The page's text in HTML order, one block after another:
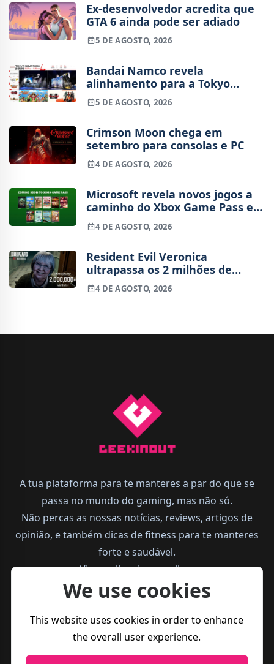
Ex-desenvolvedor acredita que
GTA 6 ainda pode ser adiado
5 DE AGOSTO, 2026
Bandai Namco revela
alinhamento para a Tokyo
Game Show 2026
5 DE AGOSTO, 2026
Crimson Moon chega em
setembro para consolas e PC
4 DE AGOSTO, 2026
Microsoft revela novos jogos a
caminho do Xbox Game Pass em
agosto
4 DE AGOSTO, 2026
Resident Evil Veronica
ultrapassa os 2 milhões de
wishlists
4 DE AGOSTO, 2026
A tua plataforma para te manteres a par do que se
passa no mundo do gaming, mas não só.
Não percas as nossas notícias, reviews, artigos de
opinião, e também dicas de fitness para te manteres
forte e saudável.
Vive melhor, joga melhor.
We use cookies
This website uses cookies in order to enhance
the overall user experience.